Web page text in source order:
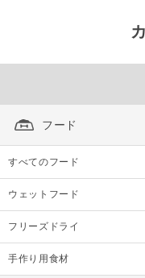
フード
すべてのフード
ウェットフード
フリーズドライ
手作り用食材